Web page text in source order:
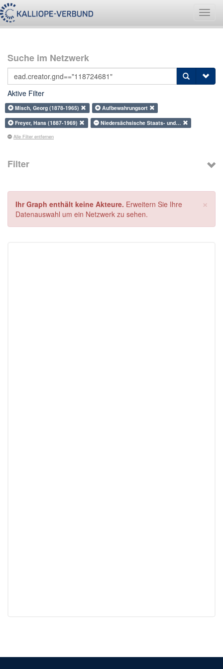
Suche im Netzwerk
Aktive Filter
Misch, Georg (1878-1965)
Aufbewahrungsort
Freyer, Hans (1887-1969)
Niedersächsische Staats- und…
Alle Filter entfernen
Filter
×
Ihr Graph enthält keine Akteure. Erweitern Sie Ihre
Datenauswahl um ein Netzwerk zu sehen.